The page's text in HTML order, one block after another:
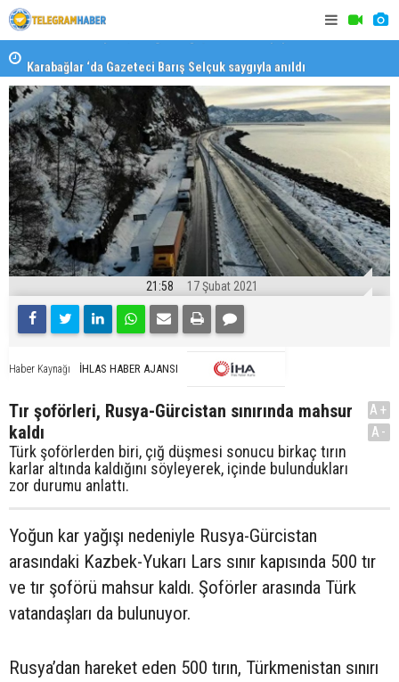
Karabağlar ‘da Gazeteci Barış Selçuk saygıyla anıldı
21:58 17 Şubat 2021
Haber Kaynağı İHLAS HABER AJANSI
Tır şoförleri, Rusya-Gürcistan sınırında mahsur
kaldı
Türk şoförlerden biri, çığ düşmesi sonucu birkaç tırın
karlar altında kaldığını söyleyerek, içinde bulundukları
zor durumu anlattı.
A+
A-
Yoğun kar yağışı nedeniyle Rusya-Gürcistan
arasındaki Kazbek-Yukarı Lars sınır kapısında 500 tır
ve tır şoförü mahsur kaldı. Şoförler arasında Türk
vatandaşları da bulunuyor.
Rusya’dan hareket eden 500 tırın, Türkmenistan sınırı